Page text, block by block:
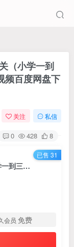
（小学一到
频百度网盘下
关注 私信
0 428 8
【完结】学而思微课-思维创新大通关（小学一到三年级）低年级数学思维学习课程视频百度网盘下载
会员 免费
已售 31